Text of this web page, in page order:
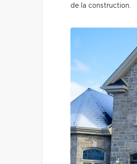
de la construction.